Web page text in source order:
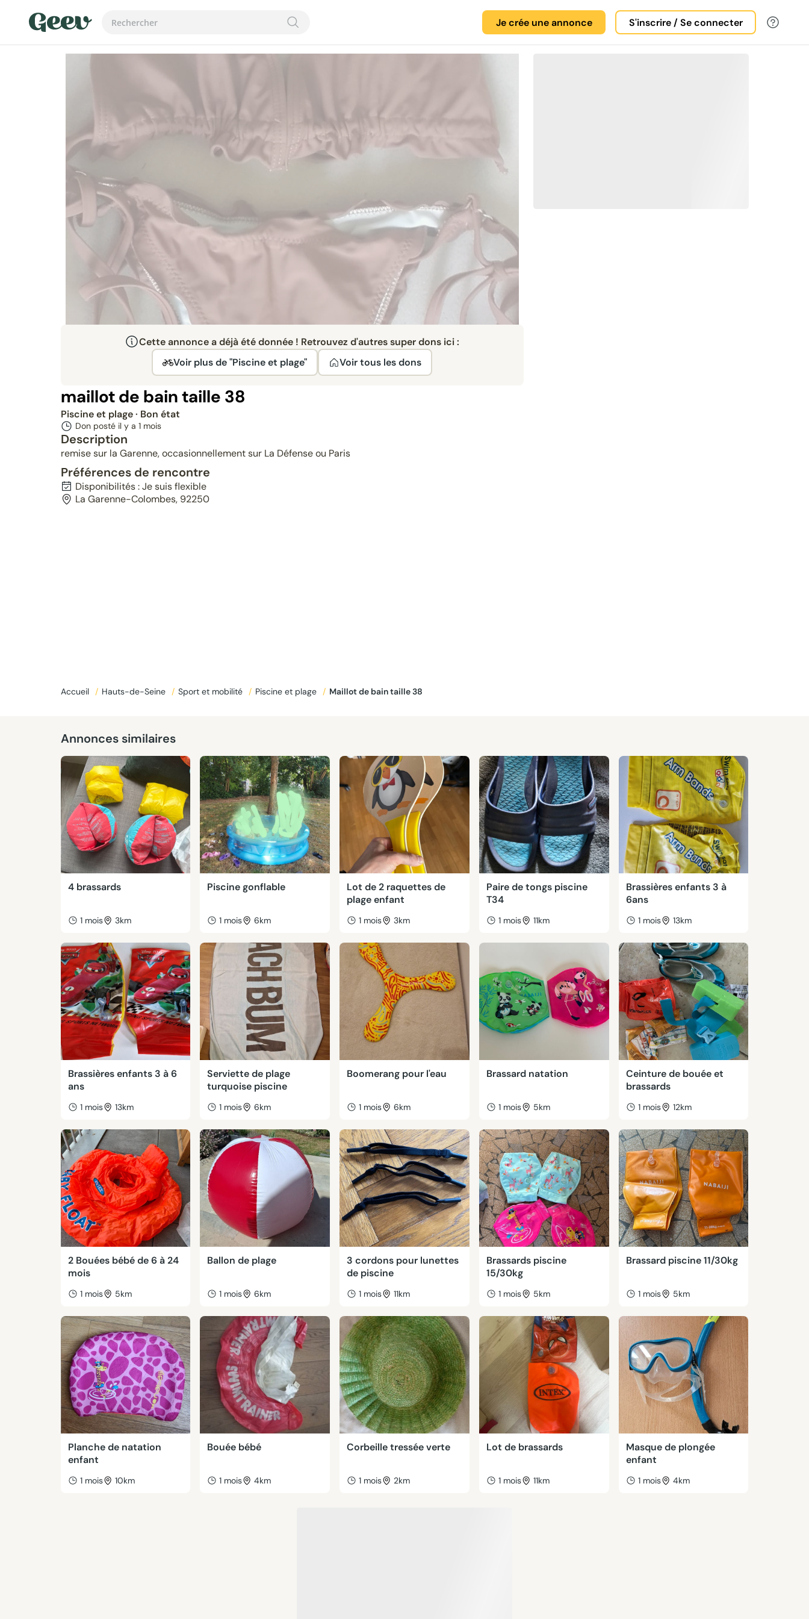
Je crée une annonce S'inscrire / Se connecter
Cette annonce a déjà été donnée ! Retrouvez d'autres super dons ici :
Voir plus de "Piscine et plage"
Voir tous les dons
maillot de bain taille 38
Piscine et plage· Bon état
Don posté il y a 1 mois
Description
remise sur la Garenne, occasionnellement sur La Défense ou Paris
Préférences de rencontre
Disponibilités : Je suis flexible
La Garenne-Colombes, 92250
Accueil / Hauts-de-Seine / Sport et mobilité / Piscine et plage / maillot de bain taille 38
Annonces similaires
4 brassards
1 mois 3km
Piscine gonflable
1 mois 6km
Lot de 2 raquettes de
plage enfant
1 mois 3km
Paire de tongs piscine
T34
1 mois 11km
Brassières enfants 3 à
6ans
1 mois 13km
Brassières enfants 3 à 6
ans
1 mois 13km
Serviette de plage
turquoise piscine
1 mois 6km
Boomerang pour l'eau
1 mois 6km
Brassard natation
1 mois 5km
Ceinture de bouée et
brassards
1 mois 12km
2 Bouées bébé de 6 à 24
mois
1 mois 5km
Ballon de plage
1 mois 6km
3 cordons pour lunettes
de piscine
1 mois 11km
Brassards piscine
15/30kg
1 mois 5km
Brassard piscine 11/30kg
1 mois 5km
Planche de natation
enfant
1 mois 10km
Bouée bébé
1 mois 4km
Corbeille tressée verte
1 mois 2km
Lot de brassards
1 mois 11km
Masque de plongée
enfant
1 mois 4km